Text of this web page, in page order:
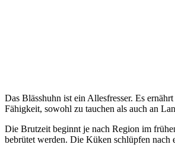
Das Blässhuhn ist ein Allesfresser. Es
Fähigkeit, sowohl zu tauchen als auch an
Die Brutzeit beginnt je nach Region im
bebrütet werden. Die Küken schlüpfen nach